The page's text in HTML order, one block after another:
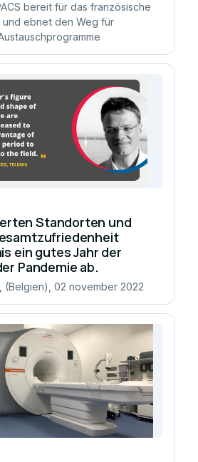
bereit für das französische
und ebnet den Weg für
Standorten und
ein gutes Jahr der
Pandemie ab.
(Belgien), 02 november 2022